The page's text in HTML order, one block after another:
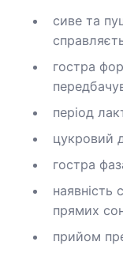
сиве та
гостра
період
цукровий
гостра
наявність
прямих
прийом